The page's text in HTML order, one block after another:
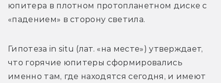
юпитера в плотном протопланетном диске с
«падением» в сторону светила.
Гипотеза in situ (лат. «на месте») утверждает,
что горячие юпитеры сформировались
именно там, где находятся сегодня, и имеют